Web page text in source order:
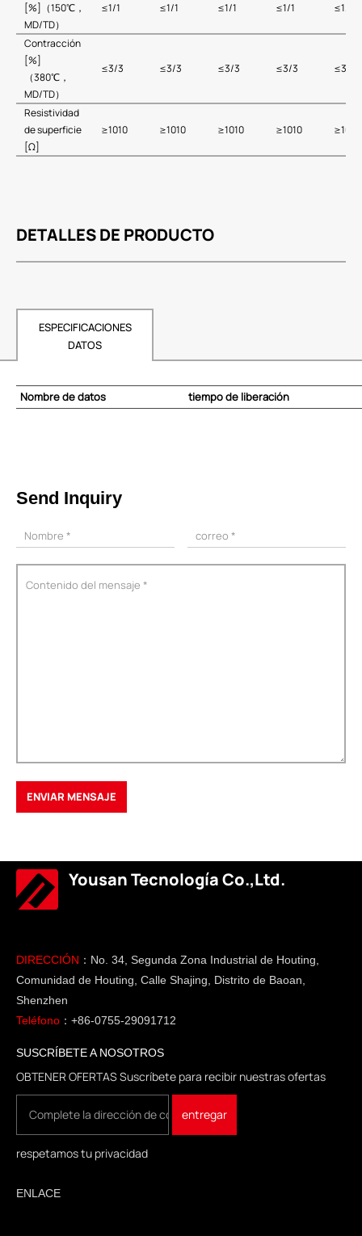
[%]（150℃，
MD/TD）
≤1/1 ≤1/1 ≤1/1 ≤1/1 ≤1/1
Contracción
[%]
（380℃，
MD/TD）
≤3/3 ≤3/3 ≤3/3 ≤3/3 ≤3/3
Resistividad
de superficie
[Ω]
≥1010 ≥1010 ≥1010 ≥1010 ≥1010
DETALLES DE PRODUCTO
ESPECIFICACIONES
DATOS
Nombre de datos tiempo de liberación
Send Inquiry
Yousan Tecnología Co.,Ltd.
DIRECCIÓN ：No. 34, Segunda Zona Industrial de Houting,
Comunidad de Houting, Calle Shajing, Distrito de Baoan,
Shenzhen
Teléfono ：+86-0755-29091712
SUSCRÍBETE A NOSOTROS
OBTENER OFERTAS Suscríbete para recibir nuestras ofertas
respetamos tu privacidad
ENLACE